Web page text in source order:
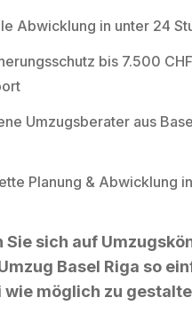
Abwicklung in unter 24
bis 7.500
Umzugsberater aus
Planung & Abwicklung
Sie sich auf
Basel Riga so
möglich zu